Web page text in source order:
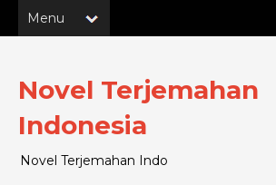
Novel Terjemahan
Indonesia
Novel Terjemahan Indo